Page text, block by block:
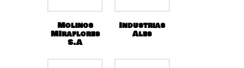
Molinos
MIraflores
S.A
Industrias
Ales